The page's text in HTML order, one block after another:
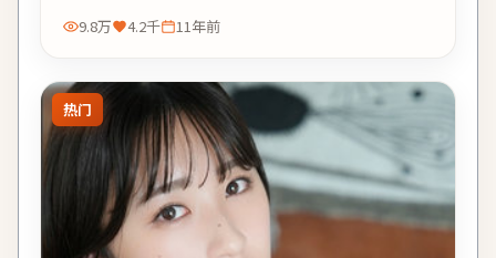
9.8万 4.2千 11年前
热门